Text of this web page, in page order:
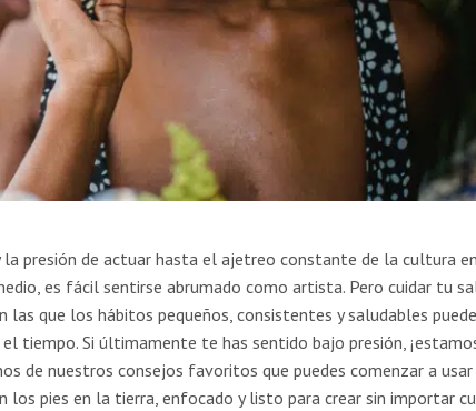
la presión de actuar hasta el ajetreo constante de la cultura en
es fácil sentirse abrumado como artista. Pero cuidar tu
las que los hábitos pequeños, consistentes y saludables
tiempo. Si últimamente te has sentido bajo presión,
de nuestros consejos favoritos que puedes comenzar a usar
los pies en la tierra, enfocado y listo para crear sin importar